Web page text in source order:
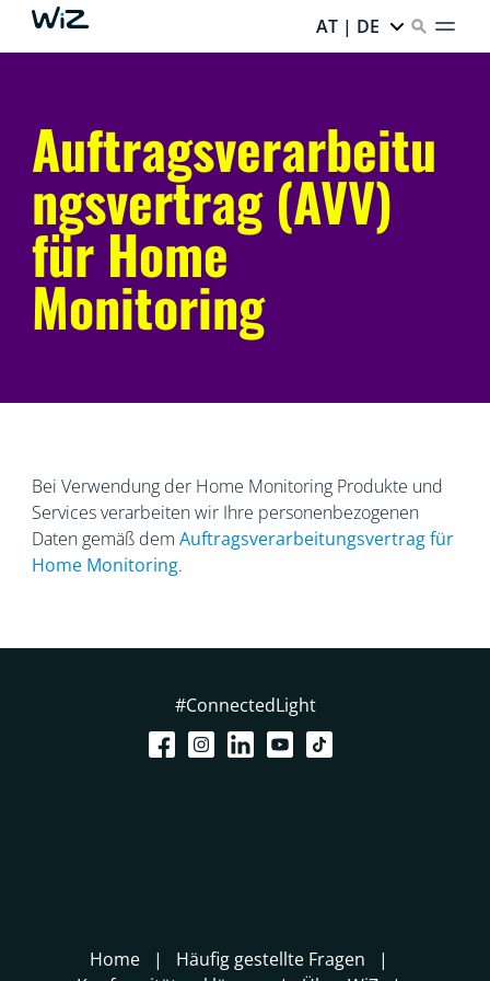
AT | DE
Auftragsverarbeitu
ngsvertrag (AVV)
für Home
Monitoring
Bei Verwendung der Home Monitoring Produkte und
Services verarbeiten wir Ihre personenbezogenen
Daten gemäß dem Auftragsverarbeitungsvertragfür
Home Monitoring.
#ConnectedLight
Home
Häufig gestellte Fragen